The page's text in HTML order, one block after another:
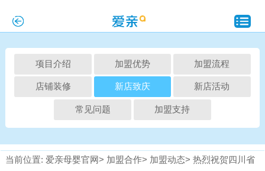
项目介绍 加盟优势 加盟流程
店铺装修 新店致庆 新店活动
常见问题 加盟支持
当前位置: 爱亲母婴官网> 加盟合作> 加盟动态> 热烈祝贺四川省